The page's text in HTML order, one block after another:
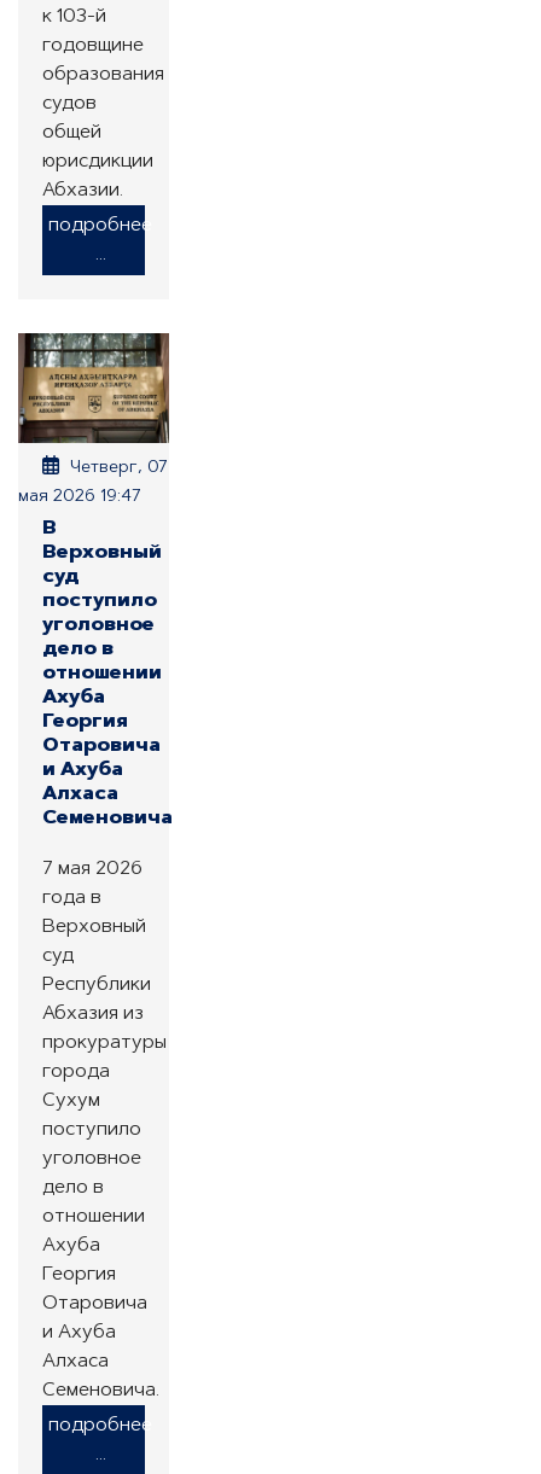
к 103-й
годовщине
образования
судов
общей
юрисдикции
Абхазии.
подробнее
...
Четверг, 07
мая 2026 19:47
В
Верховный
суд
поступило
уголовное
дело в
отношении
Ахуба
Георгия
Отаровича
и Ахуба
Алхаса
Семеновича
7 мая 2026
года в
Верховный
суд
Республики
Абхазия из
прокуратуры
города
Сухум
поступило
уголовное
дело в
отношении
Ахуба
Георгия
Отаровича
и Ахуба
Алхаса
Семеновича.
подробнее
...